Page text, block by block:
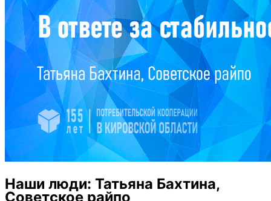
Наши люди: Татьяна Бахтина,
Советское райпо